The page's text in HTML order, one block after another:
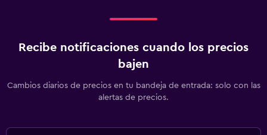
Recibe notificaciones cuando los precios
bajen
Cambios diarios de precios en tu bandeja de entrada: solo con las
alertas de precios.